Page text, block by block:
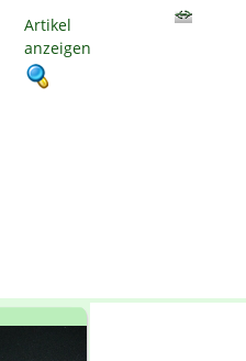
Artikel
anzeigen